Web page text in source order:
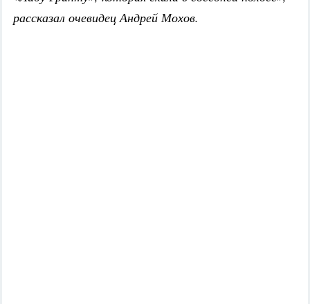
рассказал очевидец Андрей Мохов.